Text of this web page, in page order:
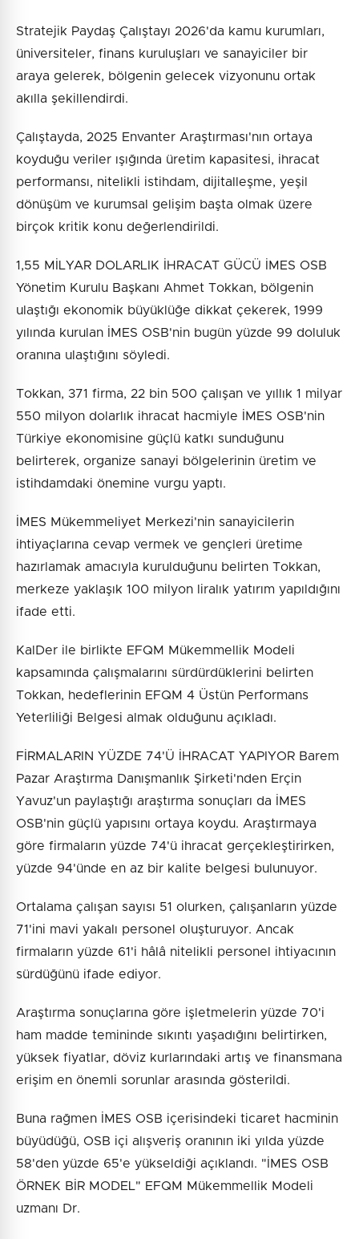
Stratejik Paydaş Çalıştayı 2026'da kamu kurumları,
üniversiteler, finans kuruluşları ve sanayiciler bir
araya gelerek, bölgenin gelecek vizyonunu ortak
akılla şekillendirdi.
Çalıştayda, 2025 Envanter Araştırması'nın ortaya
koyduğu veriler ışığında üretim kapasitesi, ihracat
performansı, nitelikli istihdam, dijitalleşme, yeşil
dönüşüm ve kurumsal gelişim başta olmak üzere
birçok kritik konu değerlendirildi.
1,55 MİLYAR DOLARLIK İHRACAT GÜCÜ İMES OSB
Yönetim Kurulu Başkanı Ahmet Tokkan, bölgenin
ulaştığı ekonomik büyüklüğe dikkat çekerek, 1999
yılında kurulan İMES OSB'nin bugün yüzde 99 doluluk
oranına ulaştığını söyledi.
Tokkan, 371 firma, 22 bin 500 çalışan ve yıllık 1 milyar
550 milyon dolarlık ihracat hacmiyle İMES OSB'nin
Türkiye ekonomisine güçlü katkı sunduğunu
belirterek, organize sanayi bölgelerinin üretim ve
istihdamdaki önemine vurgu yaptı.
İMES Mükemmeliyet Merkezi'nin sanayicilerin
ihtiyaçlarına cevap vermek ve gençleri üretime
hazırlamak amacıyla kurulduğunu belirten Tokkan,
merkeze yaklaşık 100 milyon liralık yatırım yapıldığını
ifade etti.
KalDer ile birlikte EFQM Mükemmellik Modeli
kapsamında çalışmalarını sürdürdüklerini belirten
Tokkan, hedeflerinin EFQM 4 Üstün Performans
Yeterliliği Belgesi almak olduğunu açıkladı.
FİRMALARIN YÜZDE 74'Ü İHRACAT YAPIYOR Barem
Pazar Araştırma Danışmanlık Şirketi'nden Erçin
Yavuz'un paylaştığı araştırma sonuçları da İMES
OSB'nin güçlü yapısını ortaya koydu. Araştırmaya
göre firmaların yüzde 74'ü ihracat gerçekleştirirken,
yüzde 94'ünde en az bir kalite belgesi bulunuyor.
Ortalama çalışan sayısı 51 olurken, çalışanların yüzde
71'ini mavi yakalı personel oluşturuyor. Ancak
firmaların yüzde 61'i hâlâ nitelikli personel ihtiyacının
sürdüğünü ifade ediyor.
Araştırma sonuçlarına göre işletmelerin yüzde 70'i
ham madde temininde sıkıntı yaşadığını belirtirken,
yüksek fiyatlar, döviz kurlarındaki artış ve finansmana
erişim en önemli sorunlar arasında gösterildi.
Buna rağmen İMES OSB içerisindeki ticaret hacminin
büyüdüğü, OSB içi alışveriş oranının iki yılda yüzde
58'den yüzde 65'e yükseldiği açıklandı. "İMES OSB
ÖRNEK BİR MODEL" EFQM Mükemmellik Modeli
uzmanı Dr.